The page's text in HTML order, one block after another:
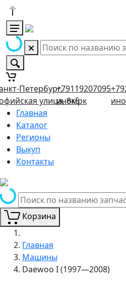
Петербург,
улица, 8к5
+79119207095
иномрк
Главная
Каталог
Регионы
Выкуп
Контакты
Корзина
Главная
Машины
Daewoo I (1997—2008)